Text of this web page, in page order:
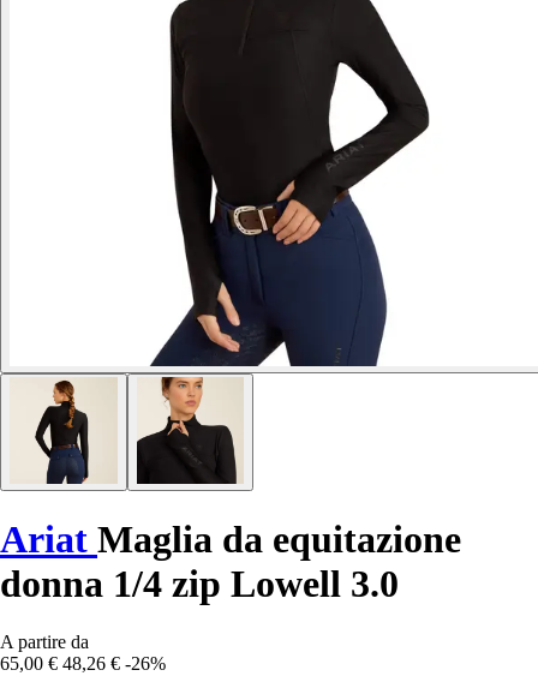
Ariat Maglia da equitazione
donna 1/4 zip Lowell 3.0
A partire da
65,00 € 48,26 € -26%